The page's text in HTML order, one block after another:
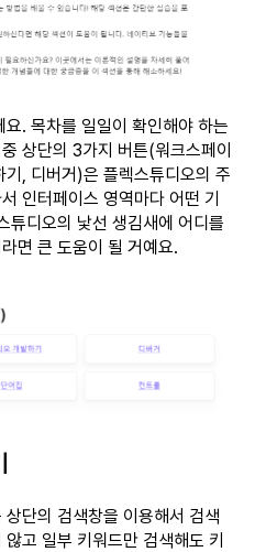
요. 목차를 일일이 확인해야 하는
상단의 3가지 버튼(워크스페이
, 디버거)은 플렉스튜디오의 주
인터페이스 영역마다 어떤 기
튜디오의 낯선 생김새에 어디를
면 큰 도움이 될 거예요.
단의 검색창을 이용해서 검색
고 일부 키워드만 검색해도 키